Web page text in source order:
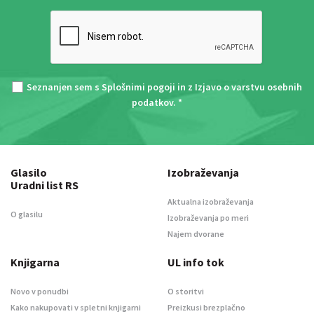
Seznanjen sem s Splošnimi pogoji in z Izjavo o varstvu osebnih
podatkov. *
Glasilo
Uradni list RS
O glasilu
Izobraževanja
Aktualna izobraževanja
Izobraževanja po meri
Najem dvorane
Knjigarna
Novo v ponudbi
Kako nakupovati v spletni knjigarni
UL info tok
O storitvi
Preizkusi brezplačno